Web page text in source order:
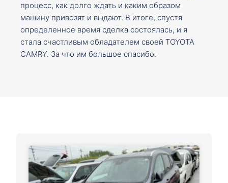
процесс, как долго ждать и каким образом
машину привозят и выдают. В итоге, спустя
определенное время сделка состоялась, и я
стала счастливым обладателем своей TOYOTA
CAMRY. За что им большое спасибо.